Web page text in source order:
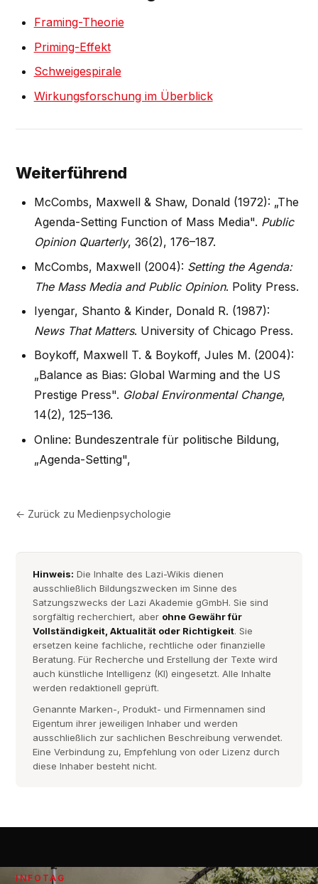
Framing-Theorie
Priming-Effekt
Schweigespirale
Wirkungsforschung im Überblick
Weiterführend
McCombs, Maxwell & Shaw, Donald (1972): „The
Agenda-Setting Function of Mass Media". Public
Opinion Quarterly, 36(2), 176–187.
McCombs, Maxwell (2004): Setting the Agenda:
The Mass Media and Public Opinion. Polity Press.
Iyengar, Shanto & Kinder, Donald R. (1987):
News That Matters. University of Chicago Press.
Boykoff, Maxwell T. & Boykoff, Jules M. (2004):
„Balance as Bias: Global Warming and the US
Prestige Press". Global Environmental Change,
14(2), 125–136.
Online: Bundeszentrale für politische Bildung,
„Agenda-Setting",
← Zurück zuMedienpsychologie
Hinweis: Die Inhalte des Lazi-Wikis dienen
ausschließlich Bildungszwecken im Sinne des
Satzungszwecks der Lazi Akademie gGmbH. Sie sind
sorgfältig recherchiert, aber ohne Gewähr für
Vollständigkeit, Aktualität oder Richtigkeit. Sie
ersetzen keine fachliche, rechtliche oder finanzielle
Beratung. Für Recherche und Erstellung der Texte wird
auch künstliche Intelligenz (KI) eingesetzt. Alle Inhalte
werden redaktionell geprüft.
Genannte Marken-, Produkt- und Firmennamen sind
Eigentum ihrer jeweiligen Inhaber und werden
ausschließlich zur sachlichen Beschreibung verwendet.
Eine Verbindung zu, Empfehlung von oder Lizenz durch
diese Inhaber besteht nicht.
INFOTAG